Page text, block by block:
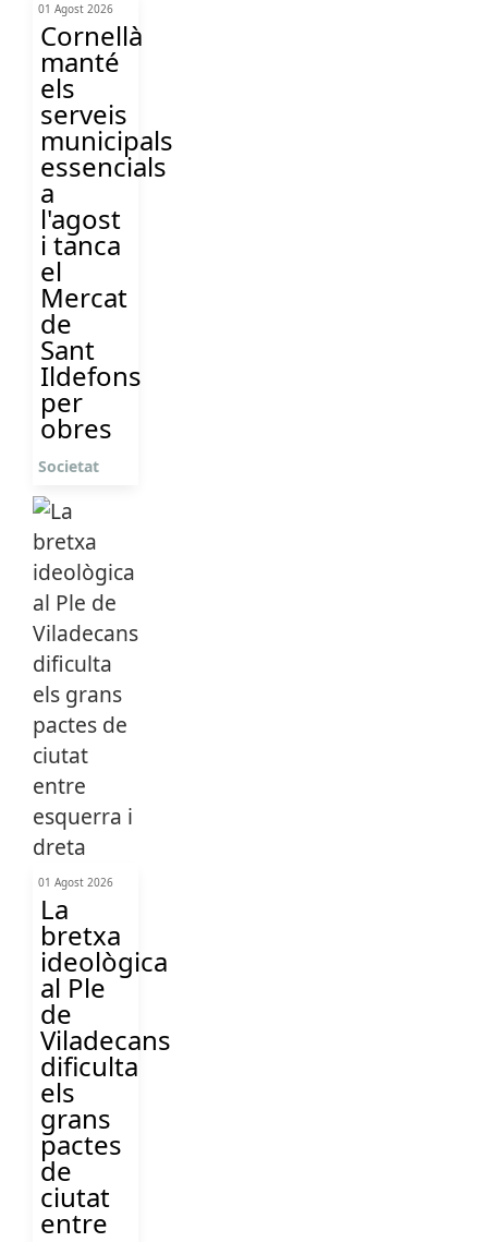
01 Agost 2026
Cornellà
manté
els
serveis
municipals
essencials
a
l'agost
i tanca
el
Mercat
de
Sant
Ildefons
per
obres
Societat
01 Agost 2026
La
bretxa
ideològica
al Ple
de
Viladecans
dificulta
els
grans
pactes
de
ciutat
entre